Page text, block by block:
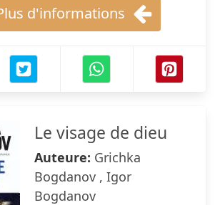
d'informations
Le visage de dieu
Auteure: Grichka
Bogdanov , Igor
Bogdanov